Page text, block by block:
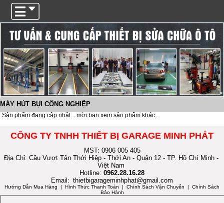
MÁY HÚT BỤI CÔNG NGHIỆP
Sản phẩm đang cập nhật... mời bạn xem sản phẩm khác...
CÔNG TY TNHH THIẾT BỊ GARAGE MINH PHÁT
MST: 0906 005 405
Địa Chỉ: Cầu Vượt Tân Thới Hiệp - Thới An - Quận 12 - TP. Hồ Chí Minh -
Việt Nam
Hotline: 0962.28.16.28
Email: thietbigarageminhphat@gmail.com
Hướng Dẫn Mua Hàng | Hình Thức Thanh Toán | Chính Sách Vận Chuyển | Chính Sách
Bảo Hành